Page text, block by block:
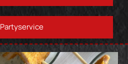
Partyservice